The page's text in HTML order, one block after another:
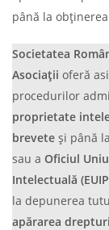
până la
Societatea
Asociații oferă
procedurilor
proprietate
brevete și până
sau a Oficiul
Intelectuală
la depunerea
apărarea